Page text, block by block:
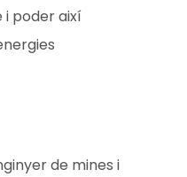
poder així
de mines i